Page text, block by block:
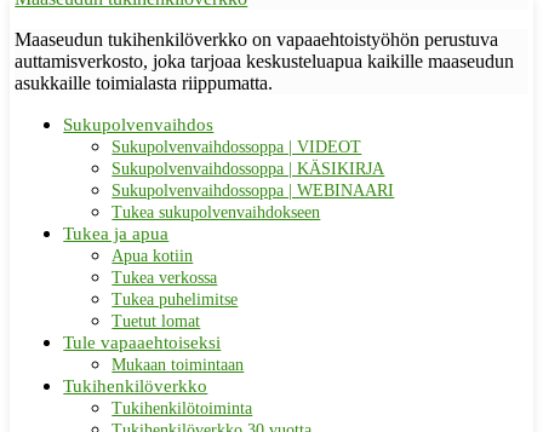
Maaseudun tukihenkilöverkko on vapaaehtoistyöhön perustuva
auttamisverkosto, joka tarjoaa keskusteluapua kaikille maaseudun
asukkaille toimialasta riippumatta.
Sukupolvenvaihdos
Sukupolvenvaihdossoppa | VIDEOT
Sukupolvenvaihdossoppa | KÄSIKIRJA
Sukupolvenvaihdossoppa | WEBINAARI
Tukea sukupolvenvaihdokseen
Tukea ja apua
Apua kotiin
Tukea verkossa
Tukea puhelimitse
Tuetut lomat
Tule vapaaehtoiseksi
Mukaan toimintaan
Tukihenkilöverkko
Tukihenkilötoiminta